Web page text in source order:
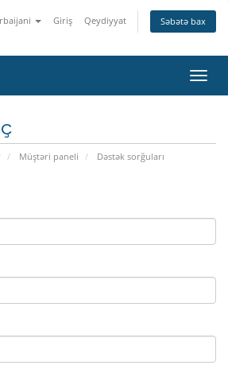
Giriş Qeydiyyat Səbətə bax
keçid
Müştəri paneli
Dəstək sorğuları